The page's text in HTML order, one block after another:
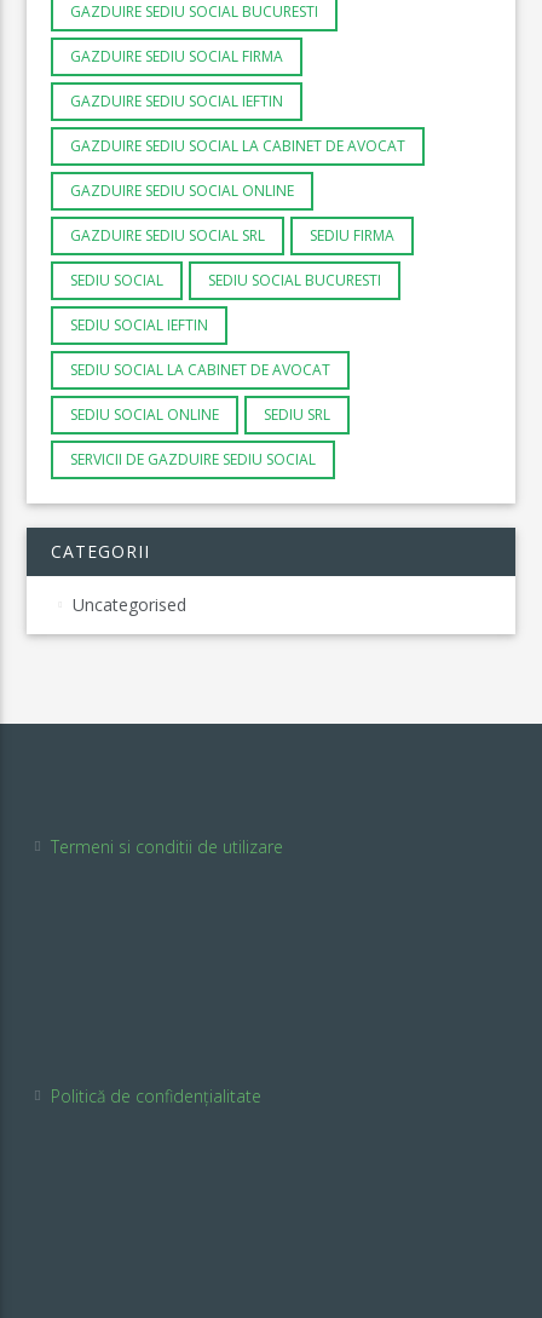
GAZDUIRE SEDIU SOCIAL BUCURESTI
GAZDUIRE SEDIU SOCIAL FIRMA
GAZDUIRE SEDIU SOCIAL IEFTIN
GAZDUIRE SEDIU SOCIAL LA CABINET DE AVOCAT
GAZDUIRE SEDIU SOCIAL ONLINE
GAZDUIRE SEDIU SOCIAL SRL SEDIU FIRMA
SEDIU SOCIAL SEDIU SOCIAL BUCURESTI
SEDIU SOCIAL IEFTIN
SEDIU SOCIAL LA CABINET DE AVOCAT
SEDIU SOCIAL ONLINE SEDIU SRL
SERVICII DE GAZDUIRE SEDIU SOCIAL
CATEGORII
Uncategorised
Termeni si conditii de utilizare
Politică de confidențialitate